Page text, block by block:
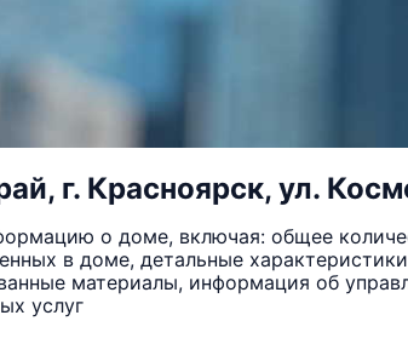
г. Красноярск, ул.
о доме, включая: общее
в доме, детальные
материалы, информация об
услуг